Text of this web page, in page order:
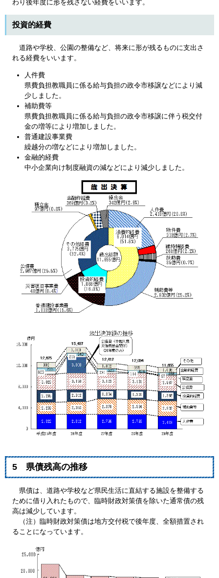
わり後年度に形を残さない経費をいいます。
投資的経費
道路や学校、公園の整備など、将来に形が残るものに支出さ
れる経費をいいます。
人件費
県費負担教職員に係る給与負担の政令市移譲などにより減
少しました。
補助費等
県費負担教職員に係る給与負担の政令市移譲に伴う税交付
金の増等により増加しました。
普通建設事業費
繰越分の増などにより増加しました。
金融的経費
中小企業向け制度融資の減などにより減少しました。
5 県債残高の推移
県債は、道路や学校など県民生活に直結する施設を整備する
ために借り入れたもので、臨時財政対策債を除いた通常債の残
高は減少しています。
（注）臨時財政対策債は地方交付税で後年度、全額措置され
ることになっています。